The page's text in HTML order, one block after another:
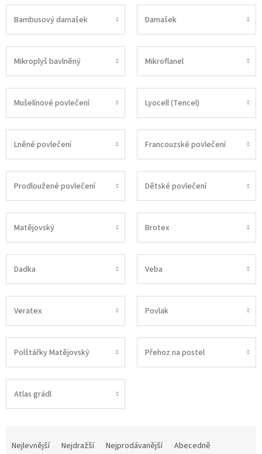
Bambusový damašek Damašek
Mikroplyš bavlněný Mikroflanel
Mušelínové povlečení Lyocell (Tencel)
Lněné povlečení Francouzské povlečení
Prodloužené povlečení Dětské povlečení
Matějovský Brotex
Dadka Veba
Veratex Povlak
Polštářky Matějovský Přehoz na postel
Atlas grádl
Nejlevnější Nejdražší Nejprodávanější Abecedně